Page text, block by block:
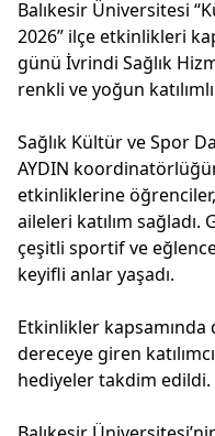
Balıkesir Üniversitesi
2026” ilçe etkinlikleri
günü İvrindi Sağlık
renkli ve yoğun
Sağlık Kültür ve Spor
AYDIN
etkinliklerine
aileleri katılım
çeşitli sportif ve
keyifli anlar yaşadı.
Etkinlikler kapsamında
dereceye giren
hediyeler takdim edildi.